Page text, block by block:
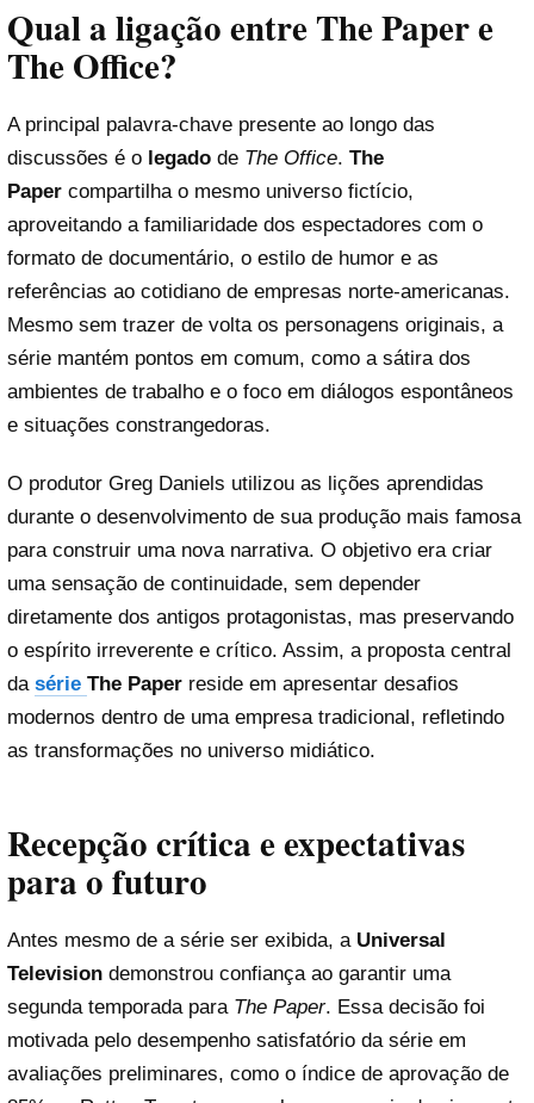
Qual a ligação entre The Paper e
The Office?
A principal palavra-chave presente ao longo das
discussões é o legado de The Office. The
Paper compartilha o mesmo universo fictício,
aproveitando a familiaridade dos espectadores com o
formato de documentário, o estilo de humor e as
referências ao cotidiano de empresas norte-americanas.
Mesmo sem trazer de volta os personagens originais, a
série mantém pontos em comum, como a sátira dos
ambientes de trabalho e o foco em diálogos espontâneos
e situações constrangedoras.
O produtor Greg Daniels utilizou as lições aprendidas
durante o desenvolvimento de sua produção mais famosa
para construir uma nova narrativa. O objetivo era criar
uma sensação de continuidade, sem depender
diretamente dos antigos protagonistas, mas preservando
o espírito irreverente e crítico. Assim, a proposta central
da série The Paper reside em apresentar desafios
modernos dentro de uma empresa tradicional, refletindo
as transformações no universo midiático.
Recepção crítica e expectativas
para o futuro
Antes mesmo de a série ser exibida, a Universal
Television demonstrou confiança ao garantir uma
segunda temporada para The Paper. Essa decisão foi
motivada pelo desempenho satisfatório da série em
avaliações preliminares, como o índice de aprovação de